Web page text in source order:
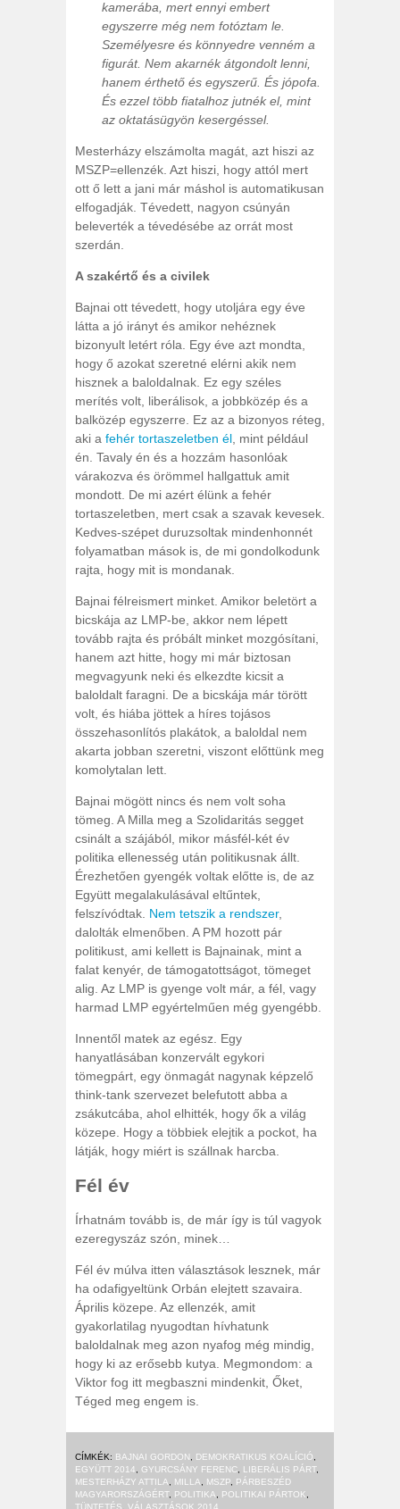
kamerába, mert ennyi embert
egyszerre még nem fotóztam le.
Személyesre és könnyedre venném a
figurát. Nem akarnék átgondolt lenni,
hanem érthető és egyszerű. És jópofa.
És ezzel több fiatalhoz jutnék el, mint
az oktatásügyön kesergéssel.
Mesterházy elszámolta magát, azt hiszi az
MSZP=ellenzék. Azt hiszi, hogy attól mert
ott ő lett a jani már máshol is automatikusan
elfogadják. Tévedett, nagyon csúnyán
beleverték a tévedésébe az orrát most
szerdán.
A szakértő és a civilek
Bajnai ott tévedett, hogy utoljára egy éve
látta a jó irányt és amikor nehéznek
bizonyult letért róla. Egy éve azt mondta,
hogy ő azokat szeretné elérni akik nem
hisznek a baloldalnak. Ez egy széles
merítés volt, liberálisok, a jobbközép és a
balközép egyszerre. Ez az a bizonyos réteg,
aki a fehér tortaszeletben él , mint például
én. Tavaly én és a hozzám hasonlóak
várakozva és örömmel hallgattuk amit
mondott. De mi azért élünk a fehér
tortaszeletben, mert csak a szavak kevesek.
Kedves-szépet duruzsoltak mindenhonnét
folyamatban mások is, de mi gondolkodunk
rajta, hogy mit is mondanak.
Bajnai félreismert minket. Amikor beletört a
bicskája az LMP-be, akkor nem lépett
tovább rajta és próbált minket mozgósítani,
hanem azt hitte, hogy mi már biztosan
megvagyunk neki és elkezdte kicsit a
baloldalt faragni. De a bicskája már törött
volt, és hiába jöttek a híres tojásos
összehasonlítós plakátok, a baloldal nem
akarta jobban szeretni, viszont előttünk meg
komolytalan lett.
Bajnai mögött nincs és nem volt soha
tömeg. A Milla meg a Szolidaritás segget
csinált a szájából, mikor másfél-két év
politika ellenesség után politikusnak állt.
Érezhetően gyengék voltak előtte is, de az
Együtt megalakulásával eltűntek,
felszívódtak. Nem tetszik a rendszer,
dalolták elmenőben. A PM hozott pár
politikust, ami kellett is Bajnainak, mint a
falat kenyér, de támogatottságot, tömeget
alig. Az LMP is gyenge volt már, a fél, vagy
harmad LMP egyértelműen még gyengébb.
Innentől matek az egész. Egy
hanyatlásában konzervált egykori
tömegpárt, egy önmagát nagynak képzelő
think-tank szervezet belefutott abba a
zsákutcába, ahol elhitték, hogy ők a világ
közepe. Hogy a többiek elejtik a pockot, ha
látják, hogy miért is szállnak harcba.
Fél év
Írhatnám tovább is, de már így is túl vagyok
ezeregyszáz szón, minek…
Fél év múlva itten választások lesznek, már
ha odafigyeltünk Orbán elejtett szavaira.
Április közepe. Az ellenzék, amit
gyakorlatilag nyugodtan hívhatunk
baloldalnak meg azon nyafog még mindig,
hogy ki az erősebb kutya. Megmondom: a
Viktor fog itt megbaszni mindenkit, Őket,
Téged meg engem is.
CÍMKÉK: BAJNAI GORDON DEMOKRATIKUS KOALÍCIÓ
EGYÜTT 2014
GYURCSÁNY FERENC LIBERÁLIS PÁRT,
MESTERHÁZY ATTILA
MILLA MSZP
PÁRBESZÉD
MAGYARORSZÁGÉRT, POLITIKA POLITIKAI PÁRTOK
TÜNTETÉS
VÁLASZTÁSOK 2014